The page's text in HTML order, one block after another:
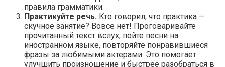
правила грамматики.
Практикуйте речь. Кто говорил, что практика —
скучное занятие? Вовсе нет! Проговаривайте
прочитанный текст вслух, пойте песни на
иностранном языке, повторяйте понравившиеся
фразы за любимыми актерами. Это помогает
улучшить произношение и быстрее разобраться в